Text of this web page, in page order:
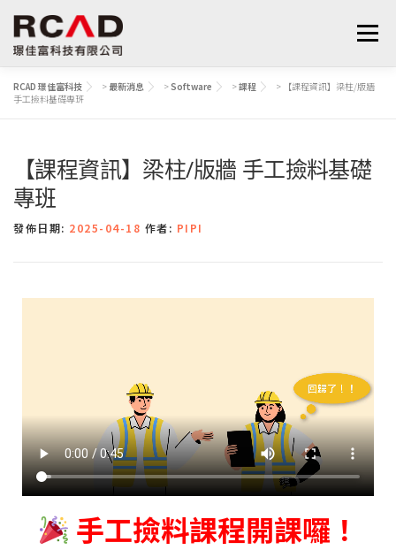
選單
最新消息
支援與學習 關於我們 聯絡我們 鋼筋學堂
RCAD 璟佳富科技 > 最新消息 >Software >課程 > 【課程資訊】梁柱/版牆
手工撿料基礎專班
【課程資訊】梁柱/版牆 手工撿料基礎
專班
發佈日期: 2025-04-18 作者: PIPI
手工撿料課程開課囉！